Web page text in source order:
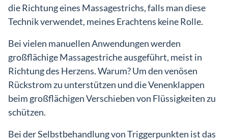
die Richtung eines Massagestrichs, falls man diese
Technik verwendet, meines Erachtens keine Rolle.
Bei vielen manuellen Anwendungen werden
großflächige Massagestriche ausgeführt, meist in
Richtung des Herzens. Warum? Um den venösen
Rückstrom zu unterstützen und die Venenklappen
beim großflächigen Verschieben von Flüssigkeiten zu
schützen.
Bei der Selbstbehandlung von Triggerpunkten ist das